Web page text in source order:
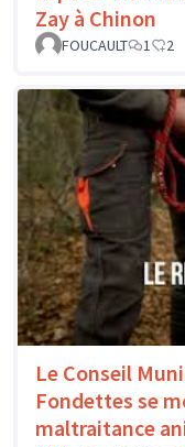
Zay à Chinon
FOUCAULT
1 2
Le Conseil
Fondettes se
maltraitance